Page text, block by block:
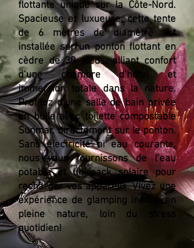
flottante unique sur la Côte-Nord.
Spacieuse et luxueuse, cette tente
de 6 mètres de diamètre est
installée sur un ponton flottant en
cèdre de 30 pieds, alliant confort
d’une chambre d’hôtel et
immersion totale dans la nature.
Profitez d’une salle de bain privée
en bulle avec toilette compostable
Sunmar, directement sur le ponton.
Sans électricité ni eau courante,
nous vous fournissons de l’eau
potable et un pack solaire pour
recharger vos appareils. Vivez une
expérience de glamping inédite en
pleine nature, loin du stress
quotidien!